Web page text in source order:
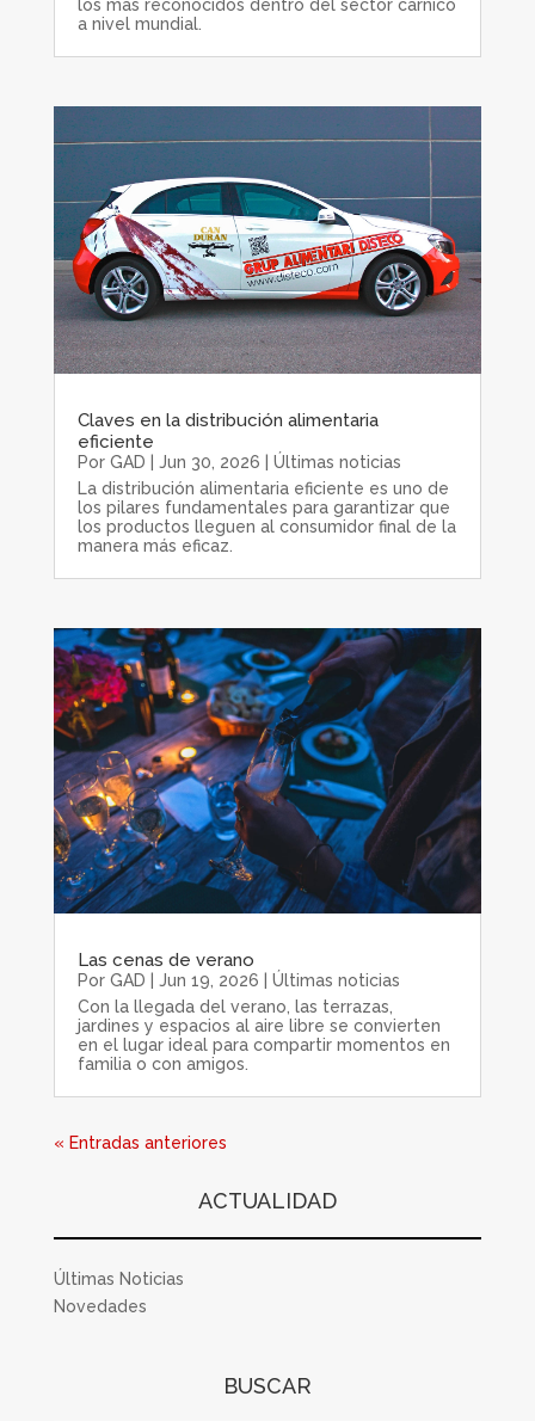
los más reconocidos dentro del sector cárnico
a nivel mundial.
Claves en la distribución alimentaria
eficiente
Por GAD Jun 30, 2026
Últimas noticias
La distribución alimentaria eficiente es uno de
los pilares fundamentales para garantizar que
los productos lleguen al consumidor final de la
manera más eficaz.
Las cenas de verano
Por GAD | Jun 19, 2026 | Últimas noticias
Con la llegada del verano, las terrazas,
jardines y espacios al aire libre se convierten
en el lugar ideal para compartir momentos en
familia o con amigos.
« Entradas anteriores
ACTUALIDAD
Últimas Noticias
Novedades
BUSCAR